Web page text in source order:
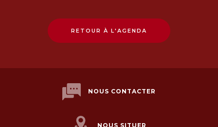
RETOUR À L'AGENDA
NOUS CONTACTER
NOUS SITUER